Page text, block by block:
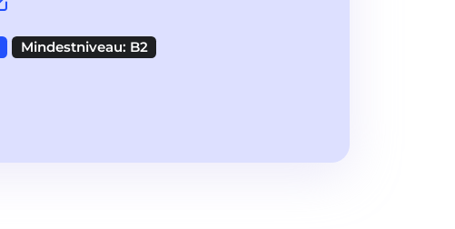
Mindestniveau: B2